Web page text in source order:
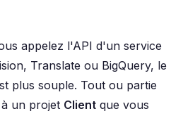
appelez l'API d'un service
Translate ou BigQuery, le
plus souple. Tout ou partie
un projet Client que vous